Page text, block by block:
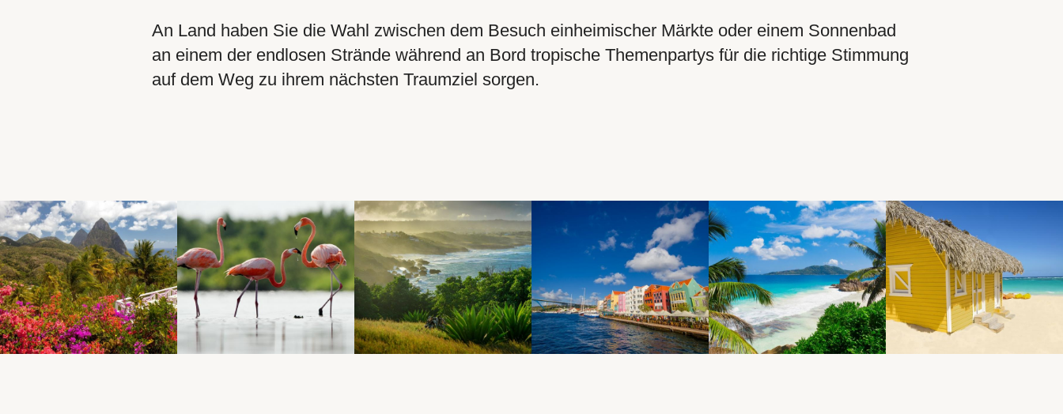
An Land haben Sie die Wahl zwischen dem Besuch einheimischer Märkte oder einem Sonnenbad
an einem der endlosen Strände während an Bord tropische Themenpartys für die richtige Stimmung
auf dem Weg zu ihrem nächsten Traumziel sorgen.